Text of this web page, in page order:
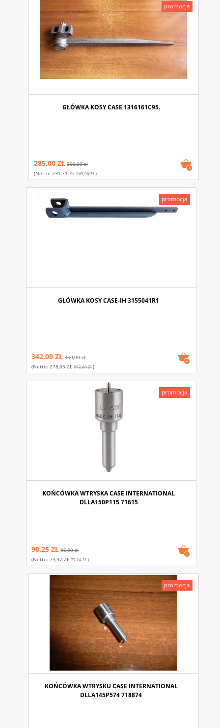
GŁÓWKA KOSY CASE 1316161C95.
285,00 ZŁ 300,00 zł
(netto:231,71 ZŁ 243,90 Zł)
promocja
GŁÓWKA KOSY CASE-IH 3155041R1
342,00 ZŁ 360,00 zł
(netto: 278,05 ZŁ 292,68 Zł)
promocja
KOŃCÓWKA WTRYSKA CASE INTERNATIONAL
DLLA150P115 71615
90,25 ZŁ 95,00 zł
(netto:73,37 ZŁ 77,24 Zł)
promocja
KOŃCÓWKA WTRYSKU CASE INTERNATIONAL
DLLA145P574 718874
promocja